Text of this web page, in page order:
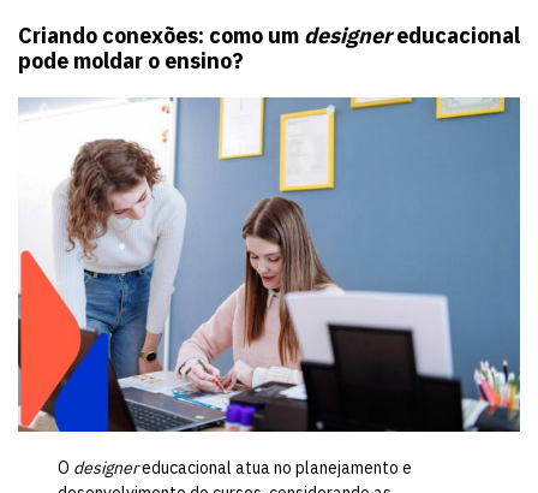
Criando conexões: como um designereducacional
pode moldar o ensino?
O designereducacional atua no planejamento e